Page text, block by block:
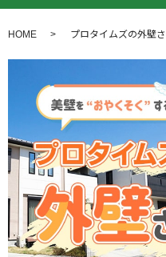
HOME プロタイムズの外壁